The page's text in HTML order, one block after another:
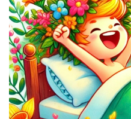
DĚJINY VÝTVARNÉHO UMĚNÍ
NOVINKY ZE ŠKOLSTVÍ 2025
ROČNÍ PLÁN - INSPIRACE /
VZDĚLÁVACÍ BLOK ZÁŘÍ